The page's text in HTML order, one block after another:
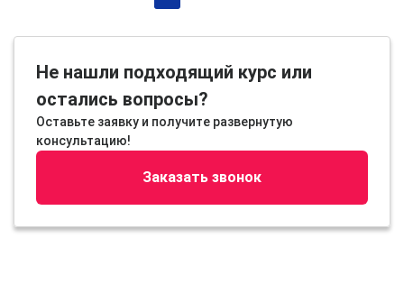
Не нашли подходящий курс или
остались вопросы?
Оставьте заявку и получите развернутую
консультацию!
Заказать звонок